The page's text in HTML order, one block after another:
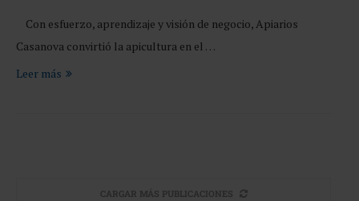
Con esfuerzo, aprendizaje y visión de negocio, Apiarios
Casanova convirtió la apicultura en el …
Leer más
CARGAR MÁS PUBLICACIONES